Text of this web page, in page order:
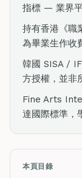
指標 — 業界
持有香港《職
為畢業生作收
韓國 SISA /
方授權，並非
Fine Arts
達國際標準，
本頁目錄